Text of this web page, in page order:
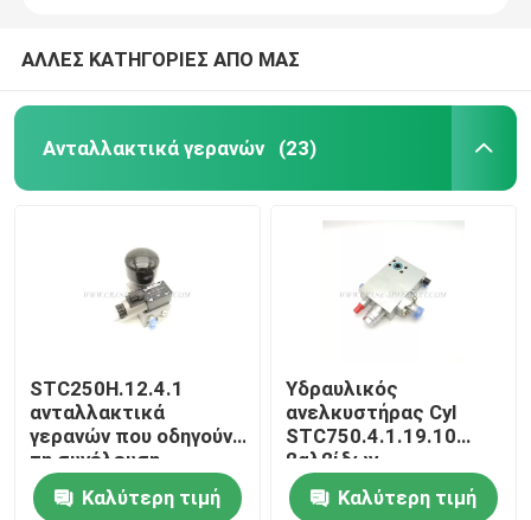
ΑΛΛΕΣ ΚΑΤΗΓΟΡΙΕΣ ΑΠΟ ΜΑΣ
Ανταλλακτικά γερανών (23)
STC250H.12.4.1
ανταλλακτικά
γερανών που οδηγούν
τη συνέλευση
βαλβίδων 11179961
Καλύτερη τιμή
Υδραυλικός
ανελκυστήρας Cyl
STC750.4.1.19.10
βαλβίδων
αντιστάθμισης
κυλίνδρων 11211177
Καλύτερη τιμή